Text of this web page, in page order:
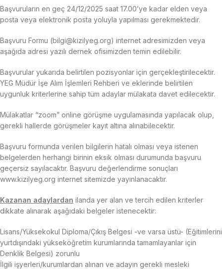
Başvuruların en geç 24/12/2025 saat 17.00’ye kadar elden veya
posta veya elektronik posta yoluyla yapılması gerekmektedir.
Başvuru Formu (bilgi@kizilyeg.org) internet adresimizden veya
aşağıda adresi yazılı dernek ofisimizden temin edilebilir.
Başvurular yukarıda belirtilen pozisyonlar için gerçekleştirilecektir.
YEG Müdür İşe Alım İşlemleri Rehberi ve eklerinde belirtilen
uygunluk kriterlerine sahip tüm adaylar mülakata davet edilecektir.
Mülakatlar “zoom” online görüşme uygulamasında yapılacak olup,
gerekli hallerde görüşmeler kayıt altına alınabilecektir.
Başvuru formunda verilen bilgilerin hatalı olması veya istenen
belgelerden herhangi birinin eksik olması durumunda başvuru
geçersiz sayılacaktır. Başvuru değerlendirme sonuçları
www.kizilyeg.org internet sitemizde yayınlanacaktır.
Kazanan adaylardan ilanda yer alan ve tercih edilen kriterler
dikkate alınarak aşağıdaki belgeler istenecektir:
Lisans/Yüksekokul Diploma/Çıkış Belgesi -ve varsa üstü- (Eğitimlerini
yurtdışındaki yükseköğretim kurumlarında tamamlayanlar için
Denklik Belgesi) zorunlu
İlgili işyerleri/kurumlardan alınan ve adayın gerekli mesleki